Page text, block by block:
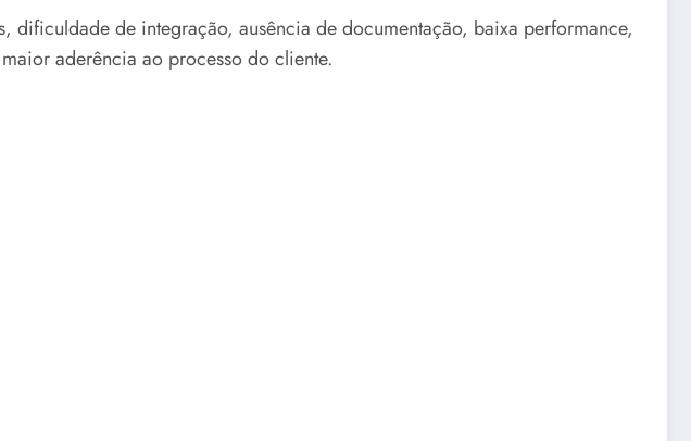
dificuldade de integração, ausência de documentação, baixa performance,
aderência ao processo do cliente.